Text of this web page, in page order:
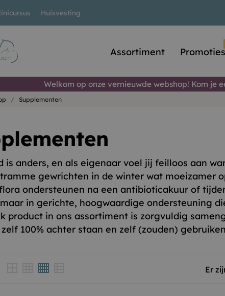
Huisvesting
Assortiment
Welkom op onze vernieuwde webshop! Kom je
Supplementen
is anders, en als eigenaar voel jij feilloos aan
gewrichten in de winter wat moeizamer
ondersteunen na een antibioticakuur of
in gerichte, hoogwaardige ondersteuning
product in ons assortiment is zorgvuldig
100% achter staan en zelf (zouden)
Er